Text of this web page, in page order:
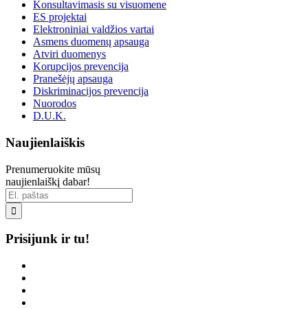
Konsultavimasis su visuomene
ES projektai
Elektroniniai valdžios vartai
Asmens duomenų apsauga
Atviri duomenys
Korupcijos prevencija
Pranešėjų apsauga
Diskriminacijos prevencija
Nuorodos
D.U.K.
Naujienlaiškis
Prenumeruokite mūsų
naujienlaiškį dabar!

Prisijunk ir tu!